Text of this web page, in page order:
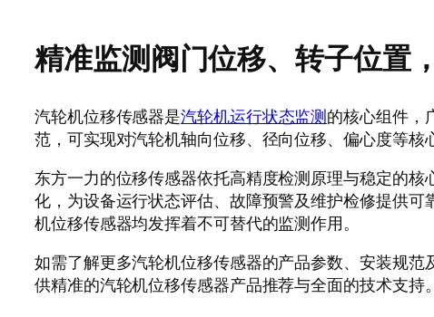
精准监测阀门位移、转子位置
汽轮机位移传感器是汽轮机运行状态监测的核心组件，
范，可实现对汽轮机轴向位移、径向位移、偏心度等核
东方一力的位移传感器依托高精度检测原理与稳定的
化，为设备运行状态评估、故障预警及维护检修提供
机位移传感器均发挥着不可替代的监测作用。
如需了解更多汽轮机位移传感器的产品参数、安装规范
供精准的汽轮机位移传感器产品推荐与全面的技术支持。